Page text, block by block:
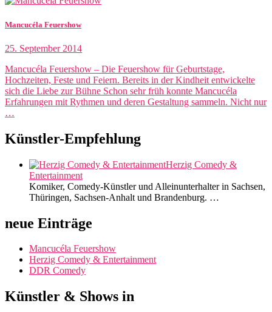
Mancucéla Feuershow
25. September 2014
Mancucéla Feuershow – Die Feuershow für Geburtstage,
Hochzeiten, Feste und Feiern. Bereits in der Kindheit entwickelte
sich die Liebe zur Bühne Schon sehr früh konnte Mancucéla
Erfahrungen mit Rythmen und deren Gestaltung sammeln. Nicht nur
…
Künstler-Empfehlung
Herzig Comedy &
Entertainment
Komiker, Comedy-Künstler und Alleinunterhalter in Sachsen,
Thüringen, Sachsen-Anhalt und Brandenburg. …
neue Einträge
Mancucéla Feuershow
Herzig Comedy & Entertainment
DDR Comedy
Künstler & Shows in